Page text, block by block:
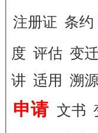
注册证 条约
度 评估 变迁
讲 适用 溯源
申请 文书